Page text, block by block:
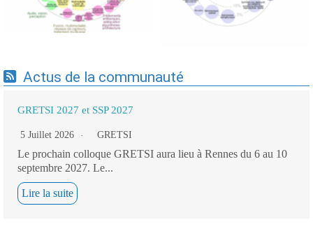
Actus de la communauté
GRETSI 2027 et SSP 2027
5 Juillet 2026 GRETSI
Le prochain colloque GRETSI aura lieu à Rennes du 6 au 10
septembre 2027. Le...
Lire la suite